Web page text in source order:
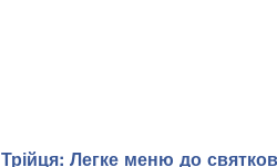
Трійця: Легке меню до